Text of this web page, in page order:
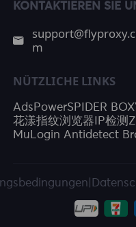
KONTAKTIEREN SIE
m
NÜTZLICHE LINKS
AdsPowerSPIDER BOX
花漾指纹浏览器 IP检测
MuLogin Antidetect